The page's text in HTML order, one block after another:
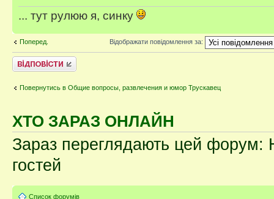
... тут рулюю я, синку
Поперед. Відображати повідомлення за:
Відповісти
Повернутись в Общие вопросы, развлечения и юмор Трускавец
ХТО ЗАРАЗ ОНЛАЙН
Зараз переглядають цей форум:
гостей
Список форумів